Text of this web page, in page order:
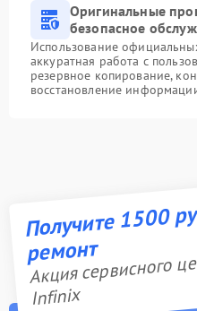
Оригинальные
безопасное
Использование
аккуратная работа с
резервное копирование,
восстановление
Получите 1500
ремонт
Акция сервисного
Infinix